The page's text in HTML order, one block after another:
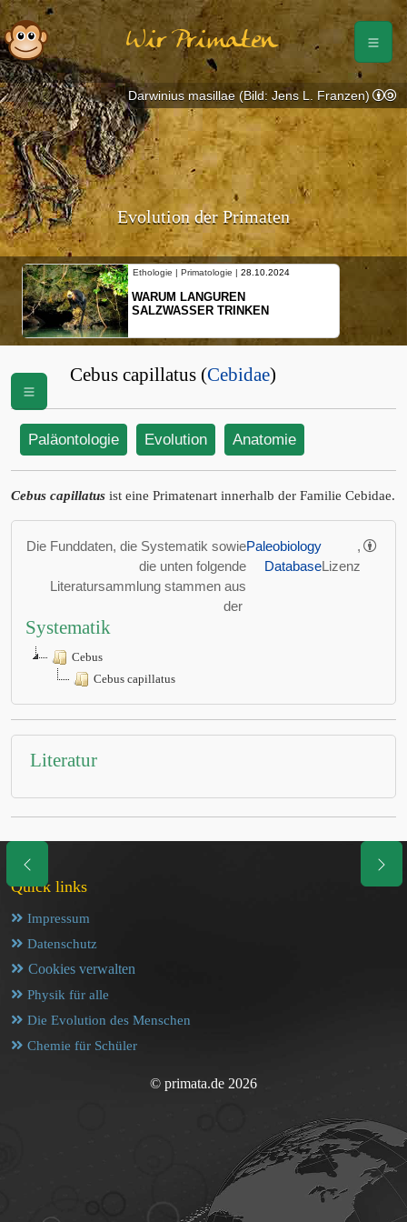
Wir Primaten
Evolution der Primaten
Ethologie | Primatologie | 28.10.2024
WARUM LANGUREN
SALZWASSER TRINKEN
Darwinius masillae (Bild: Jens L. Franzen)
Cebus capillatus (Cebidae)
Paläontologie Evolution Anatomie
Cebus capillatus ist eine Primatenart innerhalb der Familie Cebidae.
Die Funddaten, die Systematik sowie
die unten folgende
Literatursammlung stammen aus
der
Paleobiology
Database
,
Lizenz
Systematik
Cebus
Cebus capillatus
Literatur
Quick links
Impressum
Datenschutz
Cookies verwalten
Physik für alle
Die Evolution des Menschen
Chemie für Schüler
© primata.de 2026